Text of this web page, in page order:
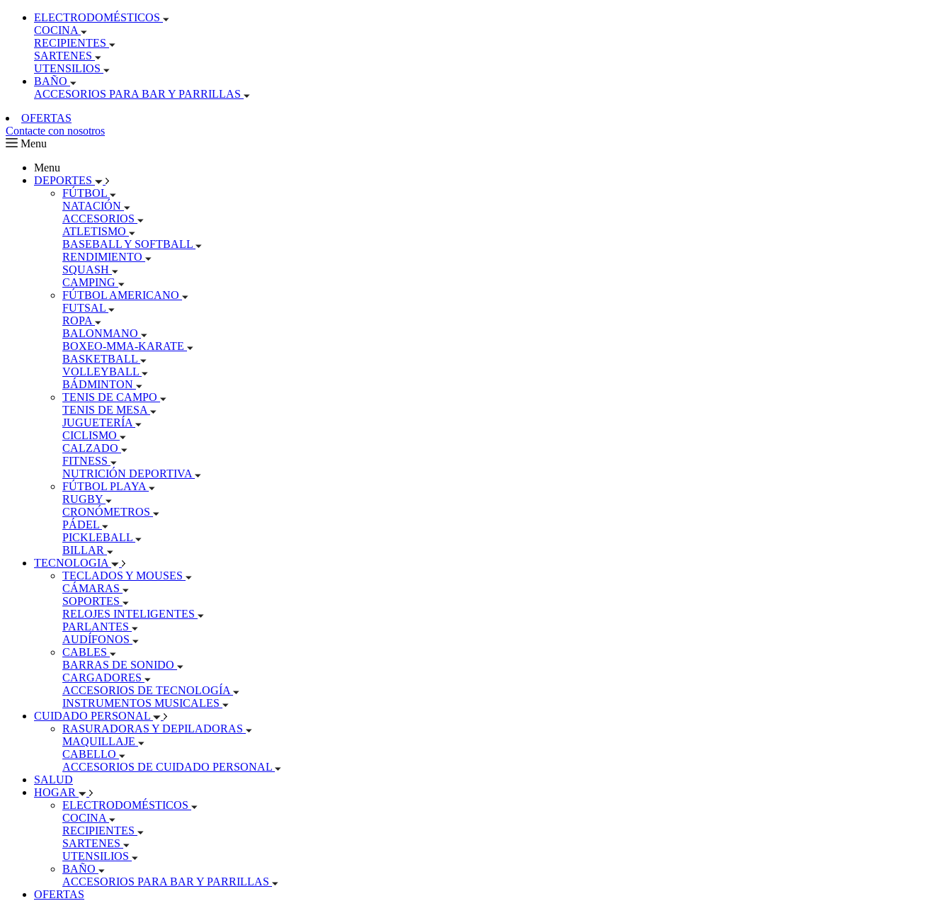
ELECTRODOMÉSTICOS
COCINA
RECIPIENTES
SARTENES
UTENSILIOS
BAÑO
ACCESORIOS PARA BAR Y PARRILLAS
OFERTAS
Contacte con nosotros
Menu
Menu
DEPORTES
FÚTBOL
NATACIÓN
ACCESORIOS
ATLETISMO
BASEBALL Y SOFTBALL
RENDIMIENTO
SQUASH
CAMPING
FÚTBOL AMERICANO
FUTSAL
ROPA
BALONMANO
BOXEO-MMA-KARATE
BASKETBALL
VOLLEYBALL
BÁDMINTON
TENIS DE CAMPO
TENIS DE MESA
JUGUETERÍA
CICLISMO
CALZADO
FITNESS
NUTRICIÓN DEPORTIVA
FÚTBOL PLAYA
RUGBY
CRONÓMETROS
PÁDEL
PICKLEBALL
BILLAR
TECNOLOGIA
TECLADOS Y MOUSES
CÁMARAS
SOPORTES
RELOJES INTELIGENTES
PARLANTES
AUDÍFONOS
CABLES
BARRAS DE SONIDO
CARGADORES
ACCESORIOS DE TECNOLOGÍA
INSTRUMENTOS MUSICALES
CUIDADO PERSONAL
RASURADORAS Y DEPILADORAS
MAQUILLAJE
CABELLO
ACCESORIOS DE CUIDADO PERSONAL
SALUD
HOGAR
ELECTRODOMÉSTICOS
COCINA
RECIPIENTES
SARTENES
UTENSILIOS
BAÑO
ACCESORIOS PARA BAR Y PARRILLAS
OFERTAS